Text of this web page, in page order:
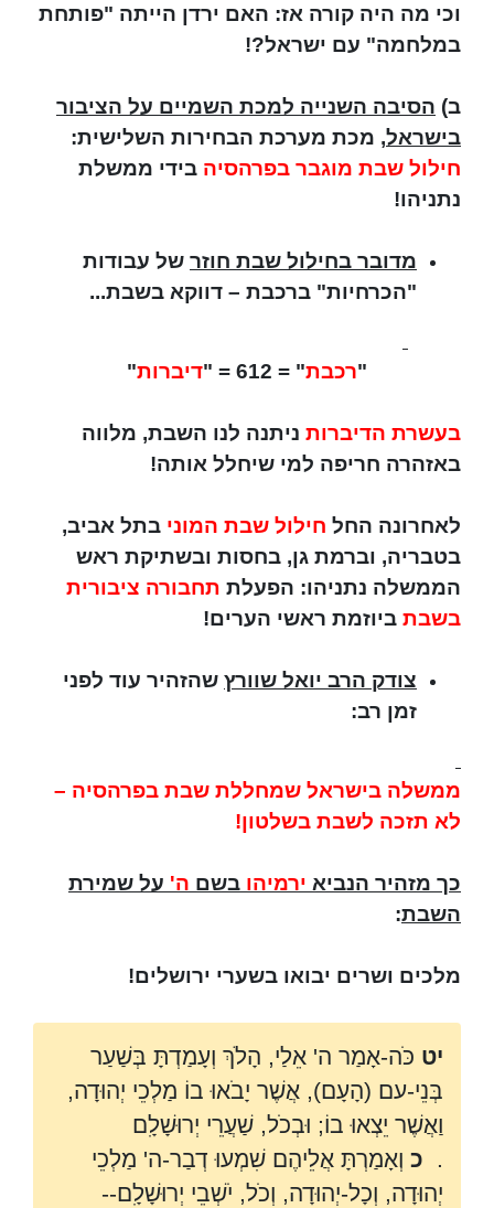
וכי מה היה קורה אז: האם ירדן הייתה "פותחת
במלחמה" עם ישראל?!
ב) הסיבה השנייה למכת השמיים על הציבור
בישראל, מכת מערכת הבחירות השלישית:
חילול שבת מוגבר בפרהסיה בידי ממשלת
נתניהו!
מדובר בחילול שבת חוזר של עבודות
"הכרחיות" ברכבת – דווקא בשבת...
"רכבת" = 612 = " דיברות"
בעשרת הדיברות ניתנה לנו השבת, מלווה
באזהרה חריפה למי שיחלל אותה!
לאחרונה החל חילול שבת המוני בתל אביב,
בטבריה, וברמת גן, בחסות ובשתיקת ראש
הממשלה נתניהו: הפעלת תחבורה ציבורית
בשבת ביוזמת ראשי הערים!
צודק הרב יואל שוורץ שהזהיר עוד לפני
זמן רב:
ממשלה בישראל שמחללת שבת בפרהסיה –
לא תזכה לשבת בשלטון!
כך מזהיר הנביא ירמיהו בשם ה' על שמירת
השבת:
מלכים ושרים יבואו בשערי ירושלים!
יט כֹּה-אָמַר ה' אֵלַי, הָלֹךְ וְעָמַדְתָּ בְּשַׁעַר
בְּנֵי-עם (הָעָם), אֲשֶׁר יָבֹאוּ בוֹ מַלְכֵי יְהוּדָה,
וַאֲשֶׁר יֵצְאוּ בוֹ; וּבְכֹל, שַׁעֲרֵי יְרוּשָׁלִָם
. כ וְאָמַרְתָּ אֲלֵיהֶם שִׁמְעוּ דְבַר-ה' מַלְכֵי
יְהוּדָה, וְכָל-יְהוּדָה, וְכֹל, יֹשְׁבֵי יְרוּשָׁלִָם--